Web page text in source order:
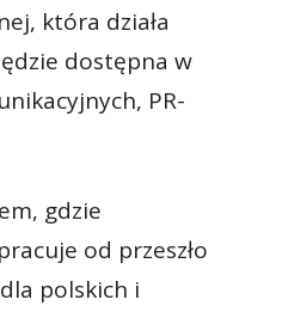
która działa
dostępna w
PR-
gdzie
od przeszło
polskich i